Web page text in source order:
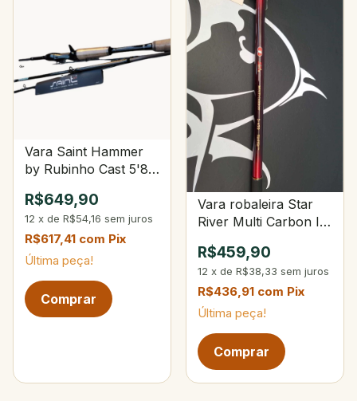
Vara Saint Hammer
by Rubinho Cast 5'8"
Partes
R$649,90
12 x de R$54,16 sem juros
R$617,41 com Pix
Última peça!
Vara robaleira Star
River Multi Carbon II
R$459,90
12 x de R$38,33 sem juros
R$436,91 com Pix
Última peça!